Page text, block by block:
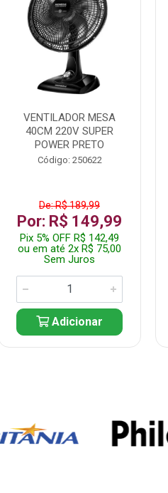
VENTILADOR MESA
40CM 220V SUPER
POWER PRETO
Código: 250622
De: R$ 189,99
Por: R$ 149,99
Pix 5% OFF R$ 142,49
ou em até 2x R$ 75,00
Sem Juros
Adicionar